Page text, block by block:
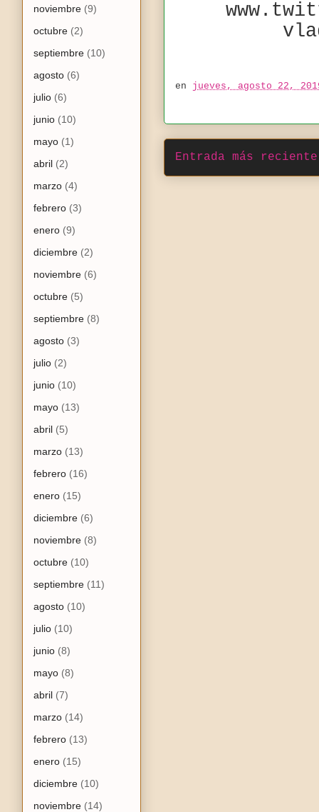
en jueves, agosto 22,
Entrada más reciente
noviembre (9)
octubre (2)
septiembre (10)
agosto (6)
julio (6)
junio (10)
mayo (1)
abril (2)
marzo (4)
febrero (3)
enero (9)
diciembre (2)
noviembre (6)
octubre (5)
septiembre (8)
agosto (3)
julio (2)
junio (10)
mayo (13)
abril (5)
marzo (13)
febrero (16)
enero (15)
diciembre (6)
noviembre (8)
octubre (10)
septiembre (11)
agosto (10)
julio (10)
junio (8)
mayo (8)
abril (7)
marzo (14)
febrero (13)
enero (15)
diciembre (10)
noviembre (14)